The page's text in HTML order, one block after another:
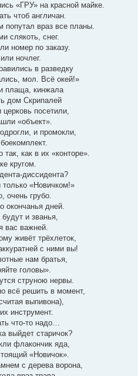
«ГРУ» на красной майке.
чтоб англичан.
попутал враз все планы.
слякоть, снег.
номер по заказу.
ночлег.
в разведку
мол. Всё окей!»
плаща, кинжала
дом Скрипалей
посетили,
«объект».
и промокли,
как в их «конторе».
кругом.
диссидента?
только «Новичком!»
очень грубо.
окончанья дней.
и званья,
вас важней.
живёт трёхлеток,
с ними вы!
нам братья,
головы».
струною нервы.
всё решить в момент,
выпивона),
инструмент.
что-то надо…
выйдет старичок?
флакончик яда,
«Новичок».
с дерева ворона,